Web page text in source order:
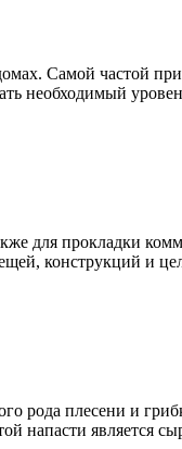
Самой частой
необходимый
для прокладки
конструкций и
рода плесени и
напасти является